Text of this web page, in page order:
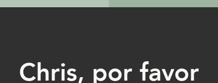
Chris, por favor